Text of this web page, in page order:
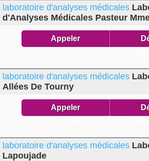
laboratoire d'analyses médicales
d'Analyses Médicales Pasteur
Appeler
laboratoire d'analyses médicales
Allées De Tourny
Appeler
laboratoire d'analyses médicales
Lapoujade